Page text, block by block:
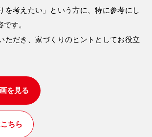
を考えたい」という方に、特に参考にし
す。
ただき、家づくりのヒントとしてお役立
を見る
ちら
メンテナンス
営業時間 9時〜18時
定休／水曜日）
1212
7611
ナンス